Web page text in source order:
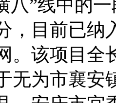
八”线中的
，目前已纳
。该项目全
无为市襄安